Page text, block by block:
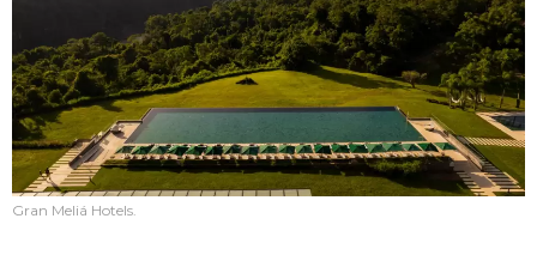
Gran Meliá Hotels.